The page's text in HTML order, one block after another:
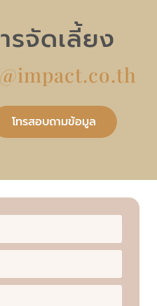
จัดเลี้ยง
โทรสอบถามข้อมูล